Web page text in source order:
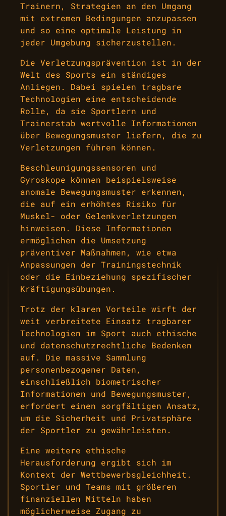
Trainern, Strategien an den Umgang
mit extremen Bedingungen anzupassen
und so eine optimale Leistung in
jeder Umgebung sicherzustellen.
Die Verletzungsprävention ist in der
Welt des Sports ein ständiges
Anliegen. Dabei spielen tragbare
Technologien eine entscheidende
Rolle, da sie Sportlern und
Trainerstab wertvolle Informationen
über Bewegungsmuster liefern, die zu
Verletzungen führen können.
Beschleunigungssensoren und
Gyroskope können beispielsweise
anomale Bewegungsmuster erkennen,
die auf ein erhöhtes Risiko für
Muskel- oder Gelenkverletzungen
hinweisen. Diese Informationen
ermöglichen die Umsetzung
präventiver Maßnahmen, wie etwa
Anpassungen der Trainingstechnik
oder die Einbeziehung spezifischer
Kräftigungsübungen.
Trotz der klaren Vorteile wirft der
weit verbreitete Einsatz tragbarer
Technologien im Sport auch ethische
und datenschutzrechtliche Bedenken
auf. Die massive Sammlung
personenbezogener Daten,
einschließlich biometrischer
Informationen und Bewegungsmuster,
erfordert einen sorgfältigen Ansatz,
um die Sicherheit und Privatsphäre
der Sportler zu gewährleisten.
Eine weitere ethische
Herausforderung ergibt sich im
Kontext der Wettbewerbsgleichheit.
Sportler und Teams mit größeren
finanziellen Mitteln haben
möglicherweise Zugang zu